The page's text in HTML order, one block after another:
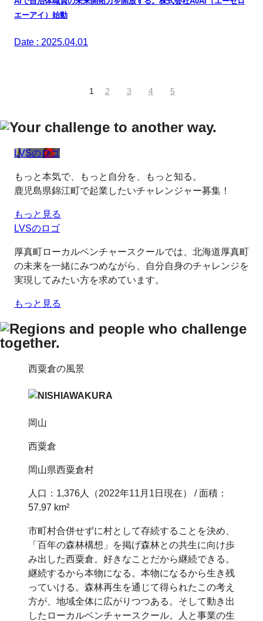
エーアイ）始動
Date : 2025.04.01
1 2 3 4 5
LVSのロゴ
もっと本気で、もっと自分を、もっと知る。
鹿児島県錦江町で起業したいチャレンジャー募集！
もっと見る
LVSのロゴ
厚真町ローカルベンチャースクールでは、北海道厚真町
の未来を一緒にみつめながら、自分自身のチャレンジを
実現してみたい方を求めています。
もっと見る
西粟倉の風景
岡山
西粟倉
岡山県西粟倉村
人口：1,376人（2022年11月1日現在） / 面積：
57.97 km²
市町村合併せずに村として存続することを決め、
「百年の森林構想」を掲げ森林との共生に向け歩
み出した西粟倉。好きなことだから継続できる。
継続するから本物になる。本物になるから生き残
っていける。森林再生を通じて得られたこの考え
方が、地域全体に広がりつつある。そして動き出
したローカルベンチャースクール。人と事業の生